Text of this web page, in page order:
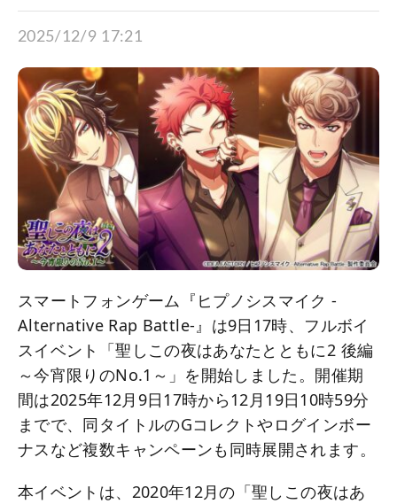
2025/12/9 17:21
スマートフォンゲーム『ヒプノシスマイク -
Alternative Rap Battle-』は9日17時、フルボイ
スイベント「聖しこの夜はあなたとともに2 後編
～今宵限りのNo.1～」を開始しました。開催期
間は2025年12月9日17時から12月19日10時59分
までで、同タイトルのGコレクトやログインボー
ナスなど複数キャンペーンも同時展開されます。
本イベントは、2020年12月の「聖しこの夜はあ